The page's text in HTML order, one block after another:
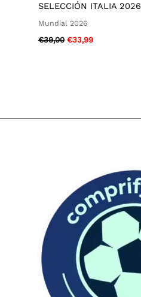
SELECCIÓN ITALIA 2026
Mundial 2026
€39,00 €33,99